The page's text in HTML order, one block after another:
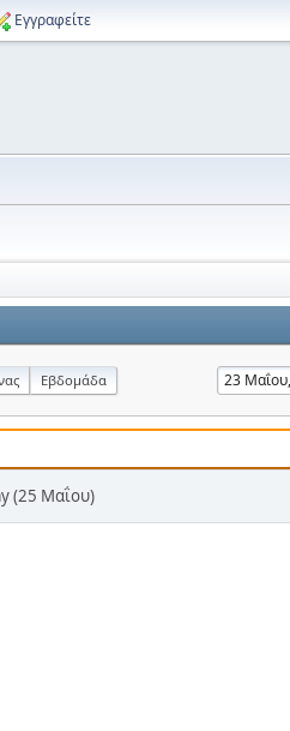
Εγγραφείτε
Εβδομάδα
(25 Μαΐου)